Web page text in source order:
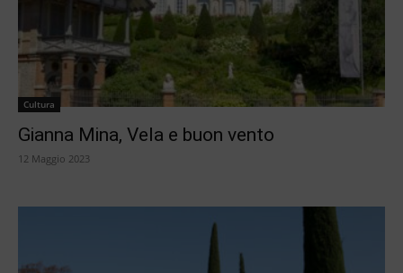
Cultura
Gianna Mina, Vela e buon vento
12 Maggio 2023